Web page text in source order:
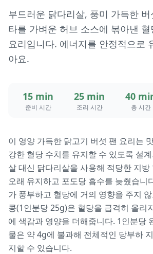
부드러운 닭다리살, 풍미 가득한
타를 가벼운 허브 소스에 볶아낸
요리입니다. 에너지를 안정적으로
아요.
15 min
준비 시간
25 min
조리 시간
40
총 시간
이 영양 가득한 닭고기 버섯 팬 요리는
강한 혈당 수치를 유지할 수 있도록 설
살 대신 닭다리살을 사용해 적당한 지
오래 유지하고 포도당 흡수를 늦췄습니
가 풍부하고 혈당에 거의 영향을 주지
콩(1인분당 25g)은 혈당을 급격히 올리
에 색감과 영양을 더해줍니다. 1인분당
물은 약 4g에 불과해 전체적인 당부하
지할 수 있습니다.